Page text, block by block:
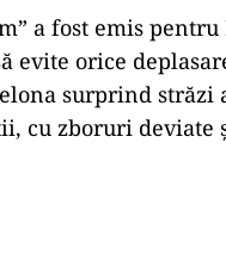
a fost emis
evite orice
surprind străzi
cu zboruri deviate